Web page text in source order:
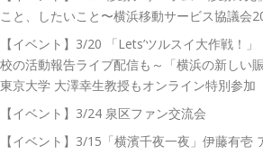
こと、したいこと〜横浜移動サービス協議会
【イベント】3/20 「Lets’ツルスイ大作戦！
校の活動報告ライブ配信も～「横浜の新しい
東京大学 大澤幸生教授もオンライン特別参加
【イベント】3/24 泉区ファン交流会
【イベント】3/15「横濱千夜一夜」伊藤有壱